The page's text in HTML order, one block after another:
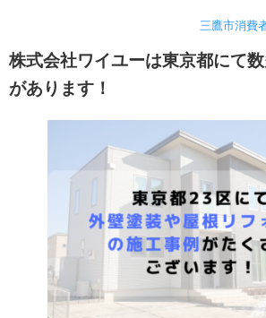
三鷹市消費
株式会社ワイユーは東京都にて
があります！